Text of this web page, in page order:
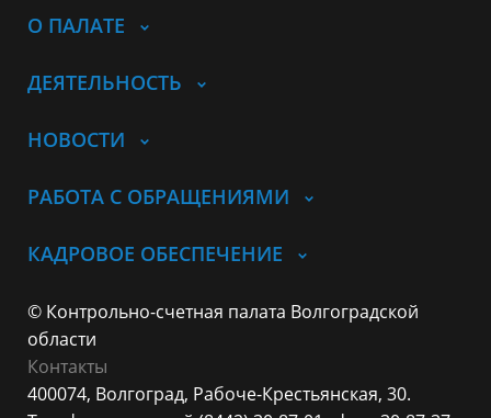
О ПАЛАТЕ
ДЕЯТЕЛЬНОСТЬ
НОВОСТИ
РАБОТА С ОБРАЩЕНИЯМИ
КАДРОВОЕ ОБЕСПЕЧЕНИЕ
© Контрольно-счетная палата Волгоградской
области
Контакты
400074, Волгоград, Рабоче-Крестьянская, 30.